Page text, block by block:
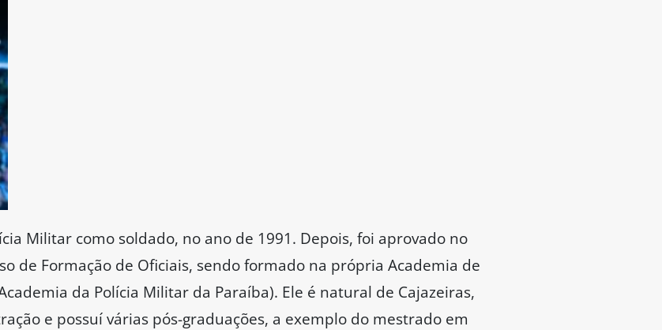
Militar como soldado, no ano de 1991. Depois, foi aprovado no
de Formação de Oficiais, sendo formado na própria Academia de
da Polícia Militar da Paraíba). Ele é natural de Cajazeiras,
e possuí várias pós-graduações, a exemplo do mestrado em